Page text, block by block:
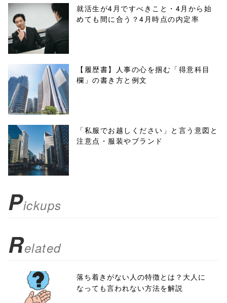
/1134036"
onclick="windo
w.open(this.hre
f, 'Gwindow',
'width=550,
height=450,
menubar=no,
toolbar=no,
scrollbars=yes'
false;"> シェア
就活生が4月ですべきこと・4月から始
めても間に合う？4月時点の内定率
【履歴書】人事の心を掴む「得意科目
欄」の書き方と例文
「私服でお越しください」と言う意図と
注意点・服装やブランド
Pickups
Related
落ち着きがない人の特徴とは？大人に
なっても言われない方法を解説